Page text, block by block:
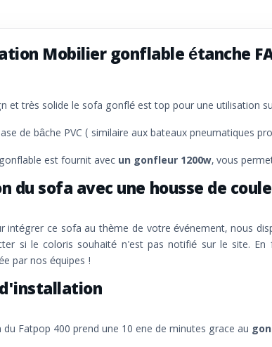
Mobilier gonflable étanche
et très solide le sofa gonflé est top pour une utilisation
de bâche PVC ( similaire aux bateaux pneumatiques
est fournit avec un gonfleur 1200w, vous
du sofa avec une housse de
intégrer ce sofa au thème de votre événement, nous
si le coloris souhaité n'est pas notifié sur le site.
par nos équipes !
Fatpop 400 prend une 10 ene de minutes grace au